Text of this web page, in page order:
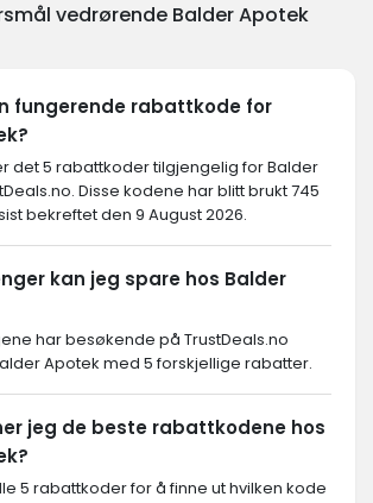
vedrørende Balder Apotek
fungerende rabattkode for
det 5 rabattkoder tilgjengelig for Balder
Disse kodene har blitt brukt 745
bekreftet den 9 August 2026.
kan jeg spare hos Balder
har besøkende på TrustDeals.no
Apotek med 5 forskjellige rabatter.
jeg de beste rabattkodene hos
5 rabattkoder for å finne ut hvilken kode